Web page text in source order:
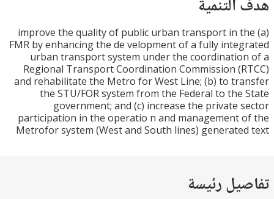
(a) improve the quality of public urban transport in
FMR by enhancing the de velopment of a fully
urban transport system under the
Regional Transport Coordination Commission
and rehabilitate the Metro for West Line; (b) to
the STU/FOR system from the Federal to
government; and (c) increase the private
participation in the operatio n and management
Metrofor system (West and South lines)
رئيسة